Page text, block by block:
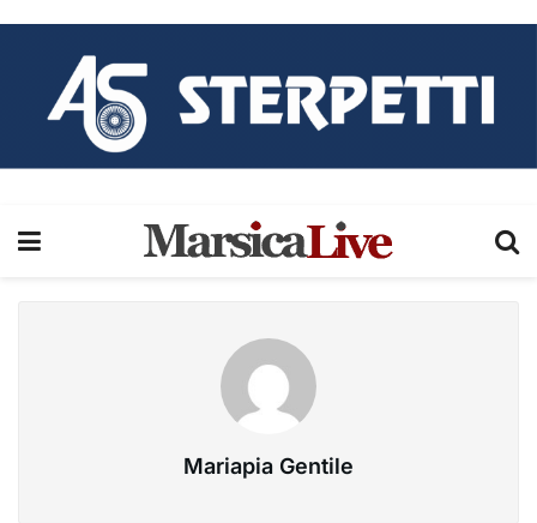
Mariapia Gentile